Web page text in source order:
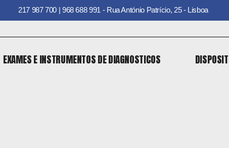
217 987 700 | 968 688 991 - Rua António Patrício, 25 - Lisboa
EXAMES E INSTRUMENTOS DE DIAGNÓSTICOS